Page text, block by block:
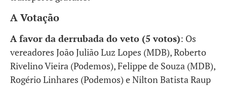
A Votação
A favor da derrubada do veto (5 votos): Os
vereadores João Julião Luz Lopes (MDB), Roberto
Rivelino Vieira (Podemos), Felippe de Souza (MDB),
Rogério Linhares (Podemos) e Nilton Batista Raup